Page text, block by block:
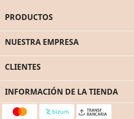
PRODUCTOS
NUESTRA EMPRESA
CLIENTES
INFORMACIÓN DE LA TIENDA